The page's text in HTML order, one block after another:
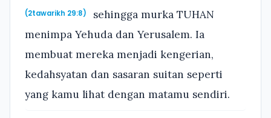
(2tawarikh 29:8)
sehingga murka TUHAN
menimpa Yehuda dan Yerusalem. Ia
membuat mereka menjadi kengerian,
kedahsyatan dan sasaran suitan seperti
yang kamu lihat dengan matamu sendiri.